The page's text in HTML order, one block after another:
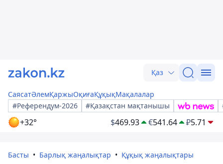
Қаз
СаясатӘлемҚаржыОқиғаҚұқықМақалалар
#Референдум-2026
#Қазақстан мақтанышы
+32° $469.93 €541.64 ₽5.71
Басты Барлық жаңалықтар Құқық жаңалықтары